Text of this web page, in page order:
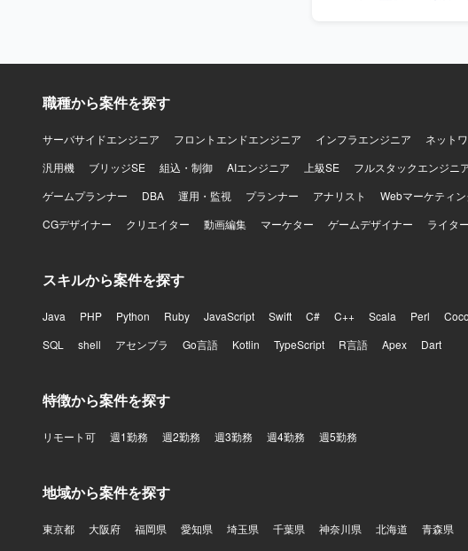
職種から案件を探す
サーバサイドエンジニア フロントエンドエンジニア インフラエンジニア ネット
汎用機
ブリッジSE 組込・制御 AIエンジニア 上級SE フルスタックエンジニ
ゲームプランナー
DBA 運用・監視 プランナー アナリスト Webマーケティ
CGデザイナー
クリエイター 動画編集 マーケター ゲームデザイナー ライター
スキルから案件を探す
Java PHP Python Ruby JavaScript Swift C# C++ Scala Perl
SQL
shell アセンブラ Go言語 Kotlin TypeScript R言語 Apex Dart
特徴から案件を探す
リモート可 週1勤務 週2勤務 週3勤務 週4勤務 週5勤務
地域から案件を探す
東京都 大阪府 福岡県 愛知県 埼玉県 千葉県 神奈川県 北海道 青森県